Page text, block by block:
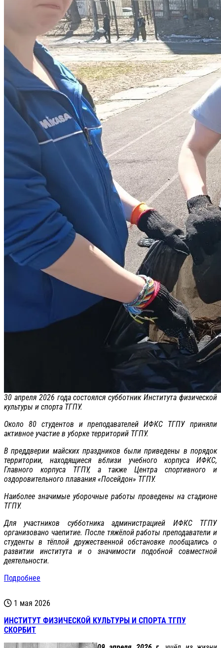
30 апреля 2026 года состоялся субботник Института физической
культуры и спорта ТГПУ.
Около 80 студентов и преподавателей ИФКС ТГПУ приняли
активное участие в уборке территорий ТГПУ.
В преддверии майских праздников были приведены в порядок
территории, находящиеся вблизи учебного корпуса ИФКС,
Главного корпуса ТГПУ, а также Центра спортивного и
оздоровительного плавания «Посейдон» ТГПУ.
Наиболее значимые уборочные работы проведены на стадионе
ТГПУ.
Для участников субботника администрацией ИФКС ТГПУ
организовано чаепитие. После тяжёлой работы преподаватели и
студенты в тёплой дружественной обстановке пообщались о
развитии института и о значимости подобной совместной
деятельности.
Подробнее
1 мая 2026
ИНСТИТУТ ФИЗИЧЕСКОЙ КУЛЬТУРЫ И СПОРТА ТГПУ
СКОРБИТ